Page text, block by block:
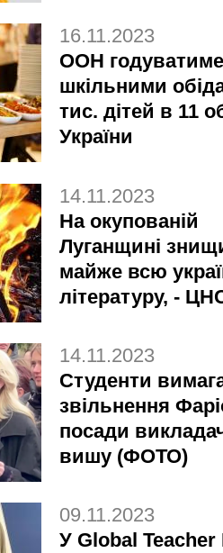
16.11.2023
ООН годуватиме
шкільними
тис. дітей в 11
України
14.11.2023
На окупованій
Луганщині
майже всю
літературу, -
14.11.2023
Студенти
звільнення
посади
вишу (ФОТО)
09.11.2023
У Global Teacher